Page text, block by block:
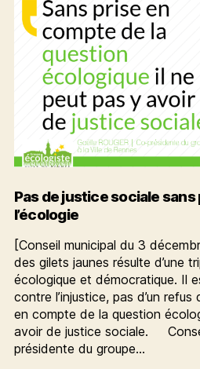
Pas de justice sociale
l’écologie
[Conseil municipal du 3
des gilets jaunes résulte d’une
écologique et démocratique. Il
contre l’injustice, pas d’un refus
en compte de la question
avoir de justice sociale.
présidente du groupe…